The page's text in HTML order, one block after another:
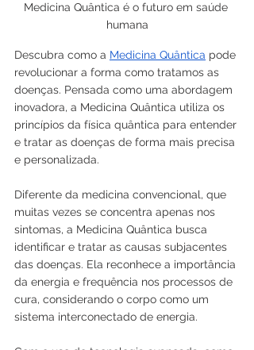
Medicina Quântica é o futuro em saúde
humana
Descubra como a Medicina Quântica pode
revolucionar a forma como tratamos as
doenças. Pensada como uma abordagem
inovadora, a Medicina Quântica utiliza os
princípios da física quântica para entender
e tratar as doenças de forma mais precisa
e personalizada.
Diferente da medicina convencional, que
muitas vezes se concentra apenas nos
sintomas, a Medicina Quântica busca
identificar e tratar as causas subjacentes
das doenças. Ela reconhece a importância
da energia e frequência nos processos de
cura, considerando o corpo como um
sistema interconectado de energia.